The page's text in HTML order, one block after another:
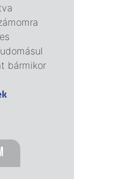
bármikor